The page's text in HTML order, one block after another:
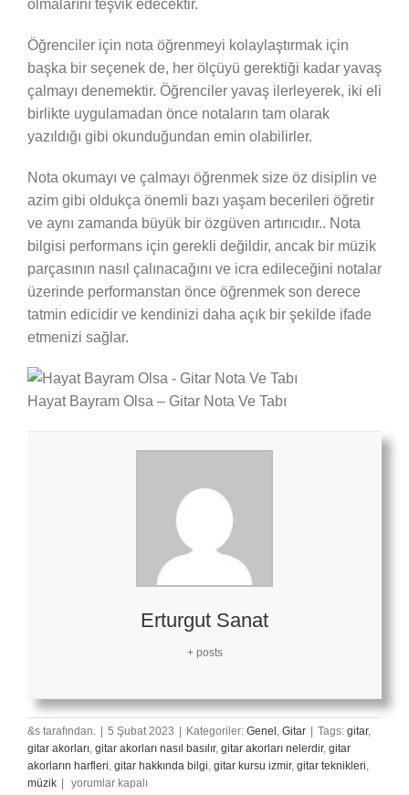
olmalarını teşvik edecektir.
Öğrenciler için nota öğrenmeyi kolaylaştırmak için
başka bir seçenek de, her ölçüyü gerektiği kadar yavaş
çalmayı denemektir. Öğrenciler yavaş ilerleyerek, iki eli
birlikte uygulamadan önce notaların tam olarak
yazıldığı gibi okunduğundan emin olabilirler.
Nota okumayı ve çalmayı öğrenmek size öz disiplin ve
azim gibi oldukça önemli bazı yaşam becerileri öğretir
ve aynı zamanda büyük bir özgüven artırıcıdır.. Nota
bilgisi performans için gerekli değildir, ancak bir müzik
parçasının nasıl çalınacağını ve icra edileceğini notalar
üzerinde performanstan önce öğrenmek son derece
tatmin edicidir ve kendinizi daha açık bir şekilde ifade
etmenizi sağlar.
Hayat Bayram Olsa – Gitar Nota Ve Tabı
Erturgut Sanat
+ posts
&s tarafından. | 5 Şubat 2023 | Kategoriler: Genel Gitar | Tags: gitar,
gitar akorları gitar akorları nasıl basılır, gitar akorları nelerdir, gitar
akorların harfleri gitar hakkında bilgi gitar kursu izmir, gitar teknikleri
müzik |
Hayat
yorumlar kapalı